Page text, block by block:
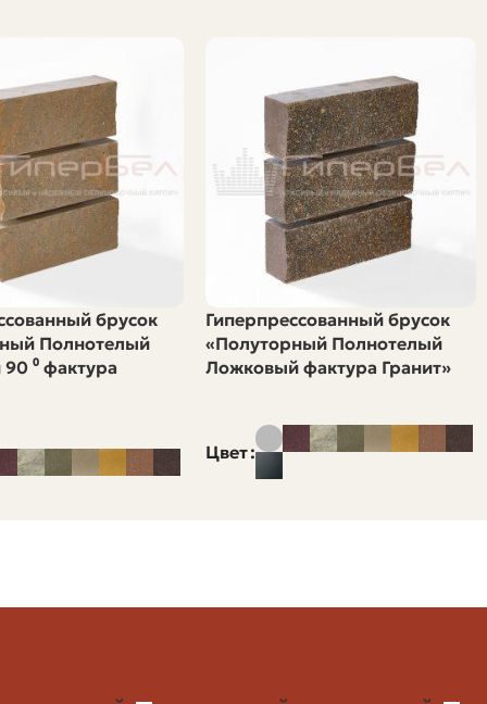
узкий участок может оказаться невозможным —
метр кладки уходит от 48 до 52
способа укладки и ширины шва.
до 10–15%, чтобы иметь возможность отобрать
брусок
Полнотелый
⁰ фактура
Гиперпрессованный брусок
«Полуторный Полнотелый
Ложковый фактура Гранит»
Цвет